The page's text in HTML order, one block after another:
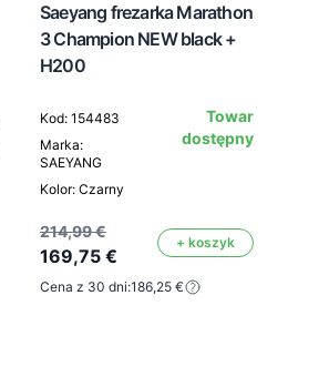
Saeyang frezarka Marathon
3 Champion NEW black +
H200
Kod: 154483
Marka:
SAEYANG
Kolor: Czarny
Towar
dostępny
214,99 €
169,75 €
+ koszyk
Cena z 30 dni:186,25 €